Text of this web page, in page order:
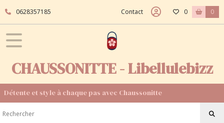
0628357185 Contact 0 0
CHAUSSONITTE - Libellulebizz
Détente et style à chaque pas avec Chaussonitte